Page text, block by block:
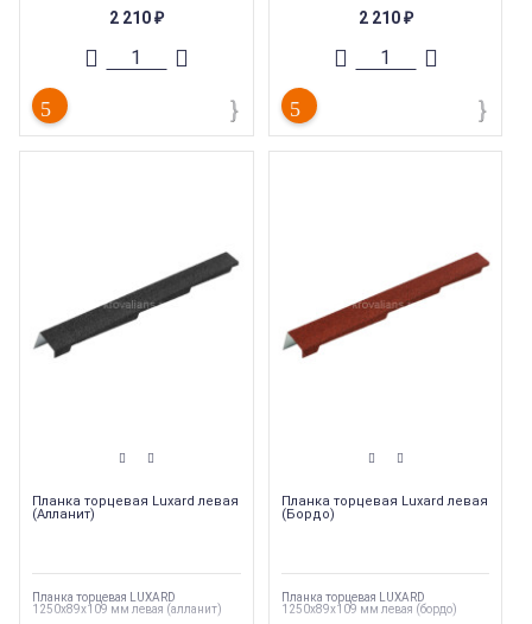
Комплектующие
2 210 ₽
Комплектующие
2 210 ₽
Планка торцевая Luxard левая
(Алланит)
Планка торцевая LUXARD
1250х89х109 мм левая (алланит)
Планка торцевая Luxard левая
(Бордо)
Планка торцевая LUXARD
1250х89х109 мм левая (бордо)